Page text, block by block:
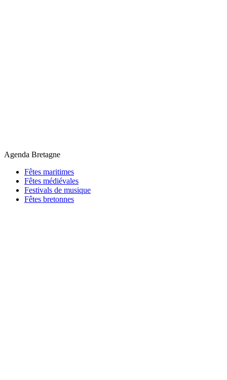
Agenda Bretagne
Fêtes maritimes
Fêtes médiévales
Festivals de musique
Fêtes bretonnes